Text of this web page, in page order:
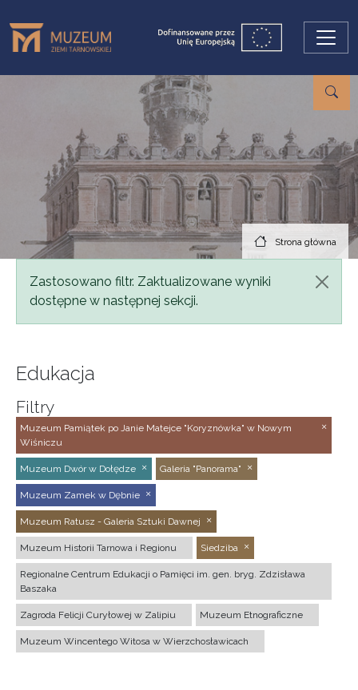
Strona główna
Komunikat
Zastosowano filtr. Zaktualizowane wyniki
dostępne w następnej sekcji.
Edukacja
Filtry
Muzeum Pamiątek po Janie Matejce "Koryznówka" w Nowym
Wiśniczu
Muzeum Dwór w Dołędze Galeria "Panorama"
Muzeum Zamek w Dębnie
Muzeum Ratusz - Galeria Sztuki Dawnej
Muzeum Historii Tarnowa i Regionu Siedziba
Regionalne Centrum Edukacji o Pamięci im. gen. bryg. Zdzisława
Baszaka
Zagroda Felicji Curyłowej w Zalipiu Muzeum Etnograficzne
Muzeum Wincentego Witosa w Wierzchosławicach